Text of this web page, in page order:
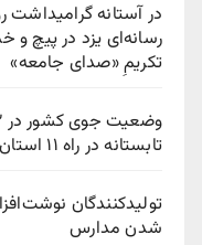
در آستانه گرامیداشت
رسانه‌ای یزد در پیچ‌ و
تکریمِ «صدای جامعه»
تابستانه در راه ۱۱ استان
تولیدکنندگان
شدن مدارس